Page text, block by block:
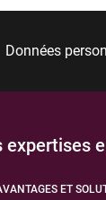
Données
expertises
ET